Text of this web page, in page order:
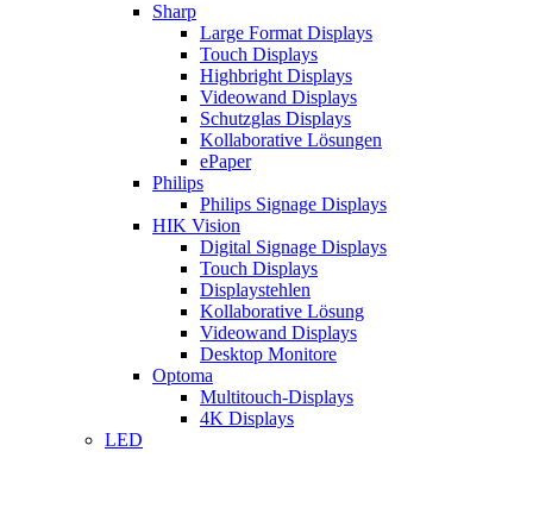
Sharp
Large Format Displays
Touch Displays
Highbright Displays
Videowand Displays
Schutzglas Displays
Kollaborative Lösungen
ePaper
Philips
Philips Signage Displays
HIK Vision
Digital Signage Displays
Touch Displays
Displaystehlen
Kollaborative Lösung
Videowand Displays
Desktop Monitore
Optoma
Multitouch-Displays
4K Displays
LED